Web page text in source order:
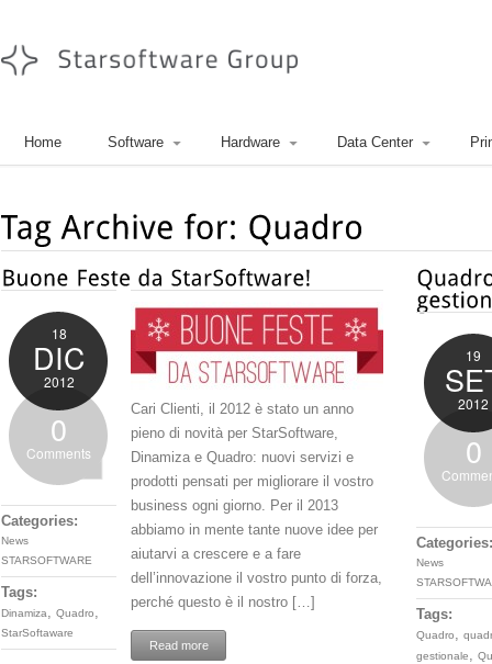
Home Software Hardware Data Center
18
DIC
2012
0
Comments
Categories:
News
STARSOFTWARE
Tags:
Dinamiza, Quadro,
StarSoftaware
Cari Clienti, il 2012 è stato un anno
pieno di novità per StarSoftware,
Dinamiza e Quadro: nuovi servizi e
prodotti pensati per migliorare il vostro
business ogni giorno. Per il 2013
abbiamo in mente tante nuove idee per
aiutarvi a crescere e a fare
dell’innovazione il vostro punto di forza,
perché questo è il nostro […]
Read more
19
2012
0
Categories:
News
Tags:
Quadro,
gestionale,